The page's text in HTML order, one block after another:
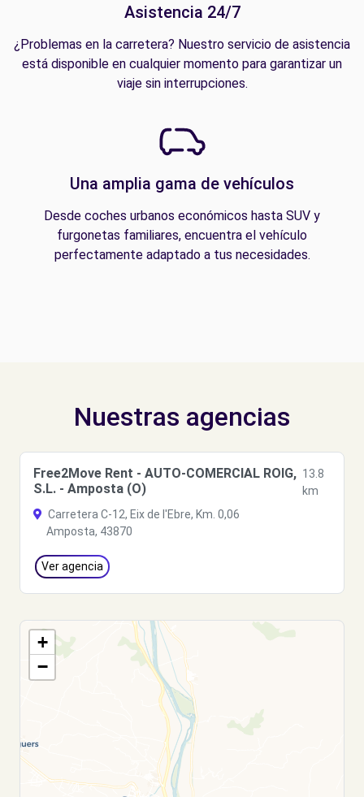
Asistencia 24/7
¿Problemas en la carretera? Nuestro servicio de asistencia
está disponible en cualquier momento para garantizar un
viaje sin interrupciones.
Una amplia gama de vehículos
Desde coches urbanos económicos hasta SUV y
furgonetas familiares, encuentra el vehículo
perfectamente adaptado a tus necesidades.
Nuestras agencias
Free2Move Rent - AUTO-COMERCIAL ROIG,
S.L. - Amposta (O)
13.8
km
Carretera C-12, Eix de l'Ebre, Km. 0,06
Amposta, 43870
Ver agencia
+
−